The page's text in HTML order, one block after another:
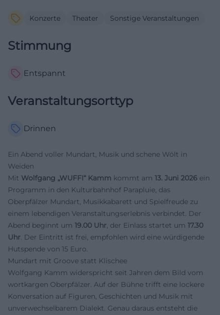
Konzerte Theater Sonstige Veranstaltungen
Stimmung
Entspannt
Veranstaltungsorttyp
Drinnen
Ein Abend voller Mundart, Musik und schene Wölt in
Weiden
Mit Wolfgang „WUFFI“ Kamm kommt am 13. Juni 2026 ein
Programm in den Kulturbahnhof Parapluie, das
Oberpfälzer Mundart, Musikkabarett und Spielfreude zu
einem lebendigen Veranstaltungserlebnis verbindet. Der
Abend beginnt um 19.00 Uhr, der Einlass startet um 17.30
Uhr. Der Eintritt ist frei, empfohlen wird eine würdigende
Hutspende von 15 Euro.
Mundart mit Groove statt Klischee
Wolfgang Kamm widerspricht seit Jahren dem Bild vom
wortkargen Oberpfälzer. Auf der Bühne trifft eine lockere
Konversation auf Figuren, Geschichten und Musik mit
unverwechselbarem Dialekt. Genau daraus entsteht die